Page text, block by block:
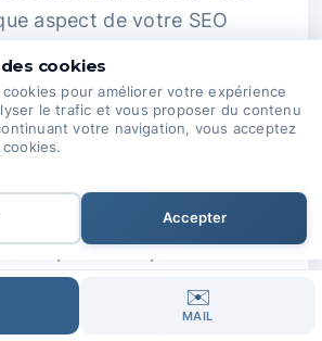
aspect de votre SEO
maximisant ainsi votre
ne se limite pas à de
SEO.
complète comprend : -
continue
contenu
Gestion des
✉️
MAIL
cookies
pour améliorer votre expérience
le trafic et vous proposer du contenu
votre navigation, vous acceptez
Accepter